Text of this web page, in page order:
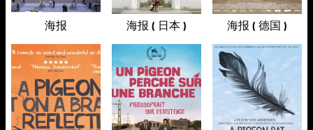
海报 海报 ( 日本 ) 海报 ( 德国 )